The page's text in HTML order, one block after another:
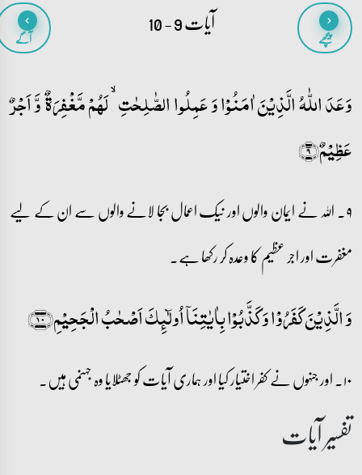
پیچھے آیات 9 - 10 آگے
وَعَدَ اللّٰہُ الَّذِیۡنَ اٰمَنُوۡا وَ عَمِلُوا الصّٰلِحٰتِ ۙ لَہُمۡ مَّغۡفِرَۃٌ وَّ اَجۡرٌ
عَظِیۡمٌ﴿۹﴾
۹۔ اللہ نے ایمان والوں اور نیک اعمال بجا لانے والوں سے ان کے لیے
مغفرت اور اجر عظیم کا وعدہ کر رکھا ہے۔
وَ الَّذِیۡنَ کَفَرُوۡا وَ کَذَّبُوۡا بِاٰیٰتِنَاۤ اُولٰٓئِکَ اَصۡحٰبُ الۡجَحِیۡمِ﴿۱۰﴾
۱۰۔ اور جنہوں نے کفر اختیار کیا اور ہماری آیات کو جھٹلایا وہ جہنمی ہیں۔
تفسیر آیات